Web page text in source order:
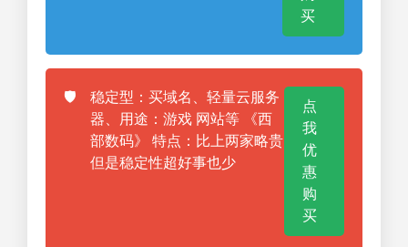
买
🛡️
稳定型：买域名、轻量云服务
器、用途：游戏 网站等 《西
部数码》 特点：比上两家略贵
但是稳定性超好事也少
点
我
优
惠
购
买